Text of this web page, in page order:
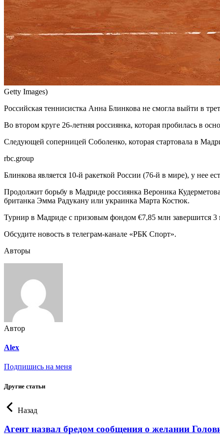
Getty Images)
Российская теннисистка Анна Блинкова не смогла выйти в
Во втором круге 26-летняя россиянка, которая пробилась в
Следующей соперницей Соболенко, которая стартовала в
rbc.group
Блинкова является 10-й ракеткой России (76-й в мире), у нее
Продолжит борьбу в Мадриде россиянка Вероника
британка Эмма Радукану или украинка Марта Костюк.
Турнир в Мадриде с призовым фондом €7,85 млн завершится
Обсудите новость в телеграм-канале «РБК Спорт».
Авторы
Автор
Alex
Подпишись на меня
Другие статьи
Назад
Агент назвал бредом сообщения о желании